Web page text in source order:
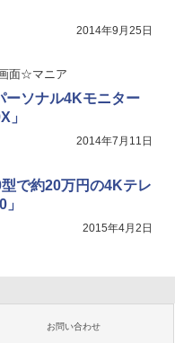
2014年9月25日
面☆マニア
ーソナル4Kモニター
」
2014年7月11日
で約20万円の4Kテレ
2015年4月2日
お問い合わせ